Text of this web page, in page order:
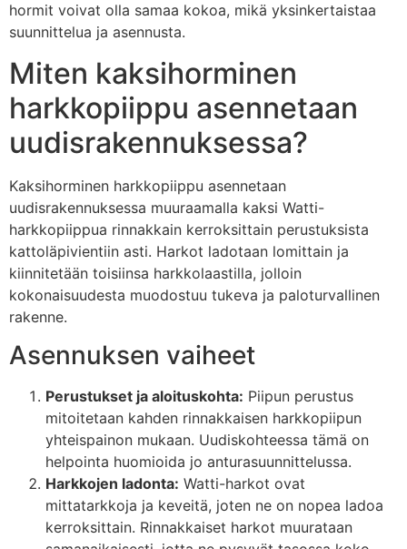
hormit voivat olla samaa kokoa, mikä yksinkertaistaa
suunnittelua ja asennusta.
Miten kaksihorminen
harkkopiippu asennetaan
uudisrakennuksessa?
Kaksihorminen harkkopiippu asennetaan
uudisrakennuksessa muuraamalla kaksi Watti-
harkkopiippua rinnakkain kerroksittain perustuksista
kattoläpivientiin asti. Harkot ladotaan lomittain ja
kiinnitetään toisiinsa harkkolaastilla, jolloin
kokonaisuudesta muodostuu tukeva ja paloturvallinen
rakenne.
Asennuksen vaiheet
Perustukset ja aloituskohta: Piipun perustus
mitoitetaan kahden rinnakkaisen harkkopiipun
yhteispainon mukaan. Uudiskohteessa tämä on
helpointa huomioida jo anturasuunnittelussa.
Harkkojen ladonta: Watti-harkot ovat
mittatarkkoja ja keveitä, joten ne on nopea ladoa
kerroksittain. Rinnakkaiset harkot muurataan